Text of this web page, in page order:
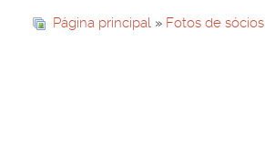
Página principal » Fotos de sócios